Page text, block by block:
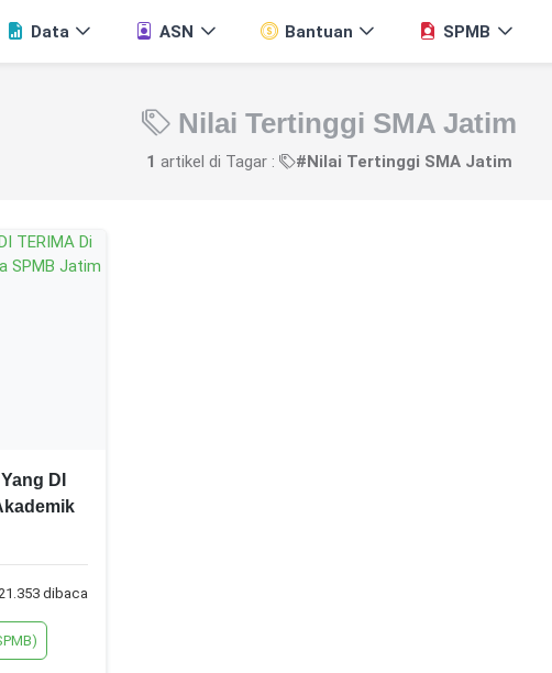
Data ASN Bantuan SPMB
Nilai Tertinggi SMA Jatim
1 artikel di Tagar : #Nilai Tertinggi SMA Jatim
DI
dibaca